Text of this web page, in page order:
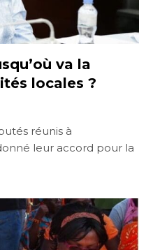
va la
locales ?
réunis à
leur accord pour la